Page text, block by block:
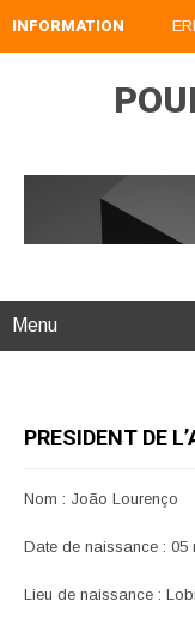
INFORMATION
NOS LIVRES
Menu
PRESIDENT DE
Nom : João Lourenço
Date de naissance : 05
Lieu de naissance :